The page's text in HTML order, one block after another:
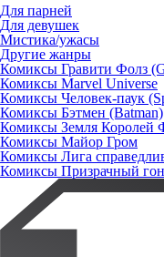
Для парней
Для девушек
Мистика/ужасы
Другие жанры
Комиксы Гравити Фолз
Комиксы Marvel Universe
Комиксы Человек-паук
Комиксы Бэтмен (Batman)
Комиксы Земля Королей
Комиксы Майор Гром
Комиксы Лига
Комиксы Призрачный